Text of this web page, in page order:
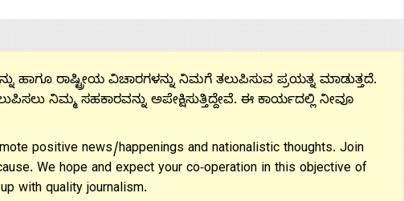
ಹಾಗೂ ರಾಷ್ಟ್ರೀಯ ವಿಚಾರಗಳನ್ನು ನಿಮಗೆ ತಲುಪಿಸುವ ಪ್ರಯತ್ನ ಮಾಡುತ್ತದೆ.
ನಿಮ್ಮ ಸಹಕಾರವನ್ನು ಅಪೇಕ್ಷಿಸುತ್ತಿದ್ದೇವೆ. ಈ ಕಾರ್ಯದಲ್ಲಿ ನೀವೂ
positive news/happenings and nationalistic thoughts. Join
We hope and expect your co-operation in this objective of
with quality journalism.